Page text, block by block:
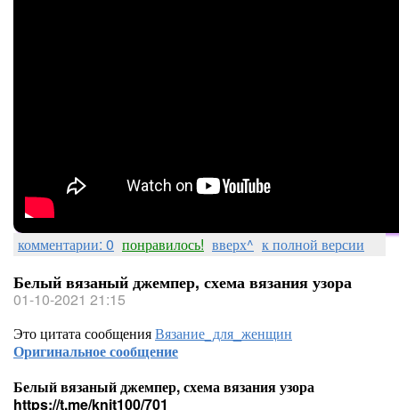
комментарии: 0 понравилось! вверх^ к полной версии
Белый вязаный джемпер, схема вязания узора
01-10-2021 21:15
Это цитата сообщенияВязание_для_женщин
Оригинальное сообщение
Белый вязаный джемпер, схема вязания узора
https://t.me/knit100/701